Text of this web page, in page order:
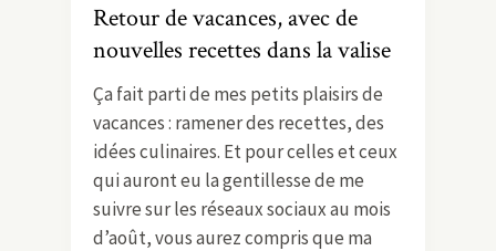
Retour de vacances, avec de
nouvelles recettes dans la valise
Ça fait parti de mes petits plaisirs de
vacances : ramener des recettes, des
idées culinaires. Et pour celles et ceux
qui auront eu la gentillesse de me
suivre sur les réseaux sociaux au mois
d’août, vous aurez compris que ma